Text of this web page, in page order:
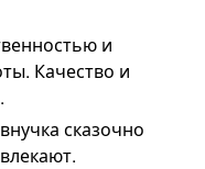
и
Качество и
сказочно